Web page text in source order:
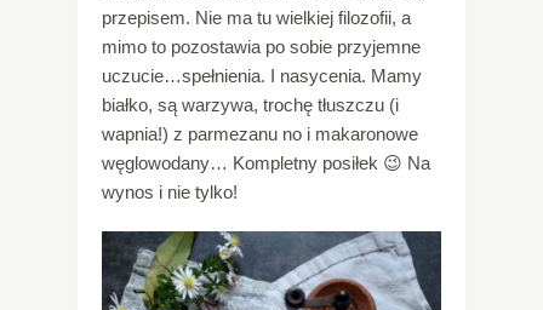
przepisem. Nie ma tu wielkiej filozofii, a
mimo to pozostawia po sobie przyjemne
uczucie…spełnienia. I nasycenia. Mamy
białko, są warzywa, trochę tłuszczu (i
wapnia!) z parmezanu no i makaronowe
węglowodany… Kompletny posiłek 😉 Na
wynos i nie tylko!